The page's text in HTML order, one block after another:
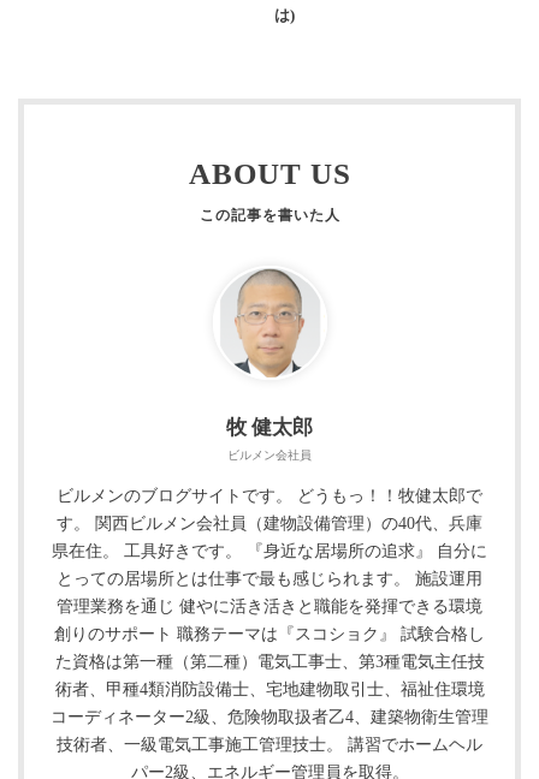
は)
ABOUT US
牧 健太郎
ビルメン会社員
ビルメンのブログサイトです。 どうもっ！！牧健太郎で
す。 関西ビルメン会社員（建物設備管理）の40代、兵庫
県在住。 工具好きです。 『身近な居場所の追求』 自分に
とっての居場所とは仕事で最も感じられます。 施設運用
管理業務を通じ 健やに活き活きと職能を発揮できる環境
創りのサポート 職務テーマは『スコショク』 試験合格し
た資格は第一種（第二種）電気工事士、第3種電気主任技
術者、甲種4類消防設備士、宅地建物取引士、福祉住環境
コーディネーター2級、危険物取扱者乙4、建築物衛生管理
技術者、一級電気工事施工管理技士。 講習でホームヘル
パー2級、エネルギー管理員を取得。